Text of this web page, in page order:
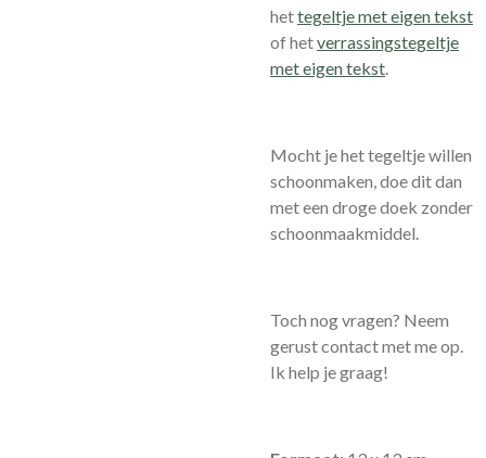
hettegeltje met eigen tekst
of hetverrassingstegeltje
met eigen tekst.
Mocht je het tegeltje willen
schoonmaken, doe dit dan
met een droge doek zonder
schoonmaakmiddel.
Toch nog vragen? Neem
gerust contact met me op.
Ik help je graag!